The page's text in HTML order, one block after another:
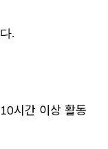
.
시간 이상 활동